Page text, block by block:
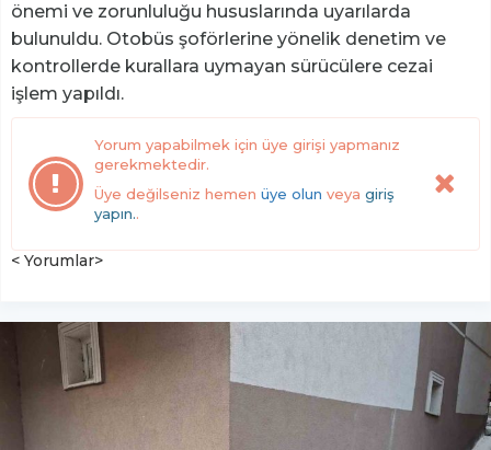
önemi ve zorunluluğu hususlarında uyarılarda
bulunuldu. Otobüs şoförlerine yönelik denetim ve
kontrollerde kurallara uymayan sürücülere cezai
işlem yapıldı.
Yorum yapabilmek için üye girişi yapmanız
gerekmektedir.
Üye değilseniz hemen üye olun veya giriş
yapın..
< Yorumlar>